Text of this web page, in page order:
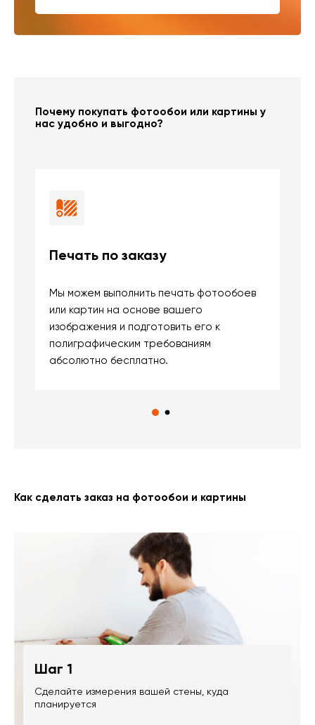
Почему покупать фотообои или картины у
нас удобно и выгодно?
Печать по заказу
Мы можем выполнить печать фотообоев
или картин на основе вашего
изображения и подготовить его к
полиграфическим требованиям
абсолютно бесплатно.
Как сделать заказ на фотообои и картины
Шаг 1
Сделайте измерения вашей стены, куда
планируется